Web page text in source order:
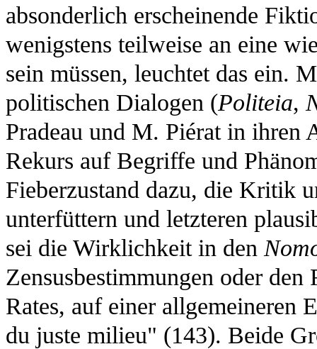
absonderlich erscheinende
wenigstens teilweise an eine
sein müssen, leuchtet das ein.
politischen Dialogen (Politeia,
Pradeau und M. Piérat in ihren
Rekurs auf Begriffe und
Fieberzustand dazu, die Kritik
unterfüttern und letzteren
sei die Wirklichkeit in den
Zensusbestimmungen oder
Rates, auf einer allgemeineren
du juste milieu" (143). Beide